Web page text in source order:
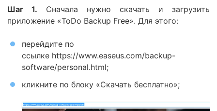
Шаг 1. Сначала нужно скачать и загрузить
приложение «ToDo Backup Free». Для этого:
перейдите по
ссылке https://www.easeus.com/backup-
software/personal.html;
кликните по блоку «Скачать бесплатно»;